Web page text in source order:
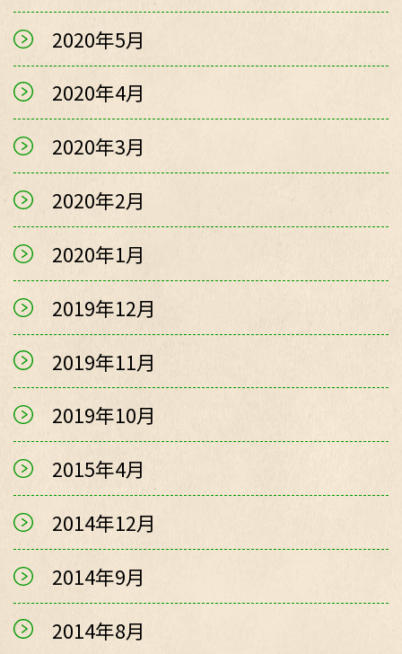
2020年5月
2020年4月
2020年3月
2020年2月
2020年1月
2019年12月
2019年11月
2019年10月
2015年4月
2014年12月
2014年9月
2014年8月